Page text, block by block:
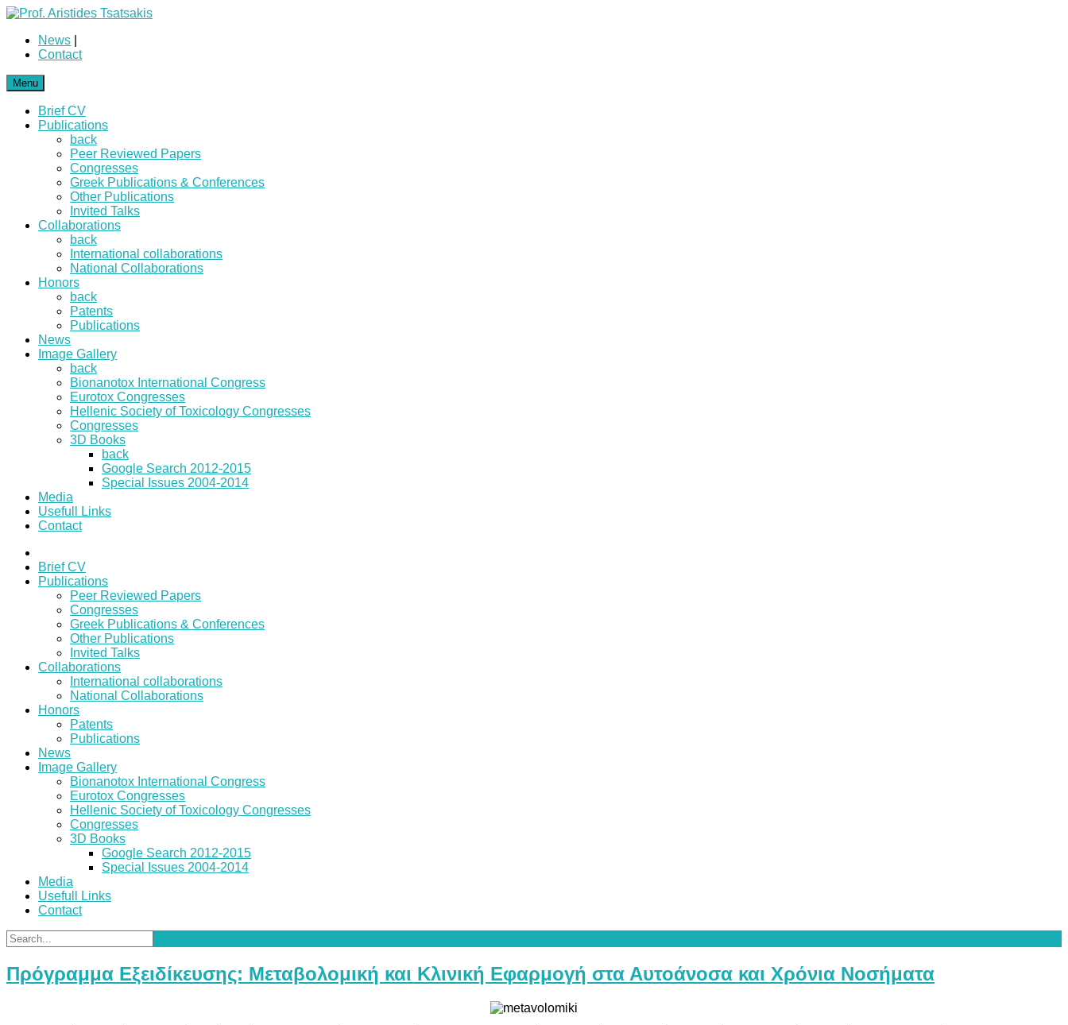
News
Contact
Menu
Brief CV
Publications
back
Peer Reviewed Papers
Congresses
Greek Publications & Conferences
Other Publications
Invited Talks
Collaborations
back
International collaborations
National Collaborations
Honors
back
Patents
Publications
News
Image Gallery
back
Bionanotox International Congress
Eurotox Congresses
Hellenic Society of Toxicology Congresses
Congresses
3D Books
back
Google Search 2012-2015
Special Issues 2004-2014
Media
Usefull Links
Contact
Brief CV
Publications
Peer Reviewed Papers
Congresses
Greek Publications & Conferences
Other Publications
Invited Talks
Collaborations
International collaborations
National Collaborations
Honors
Patents
Publications
News
Image Gallery
Bionanotox International Congress
Eurotox Congresses
Hellenic Society of Toxicology Congresses
Congresses
3D Books
Google Search 2012-2015
Special Issues 2004-2014
Media
Usefull Links
Contact
Πρόγραμμα Εξειδίκευσης: Μεταβολομική και Κλινική Εφαρμογή στα Αυτοάνοσα και Χρόνια Νοσήματα